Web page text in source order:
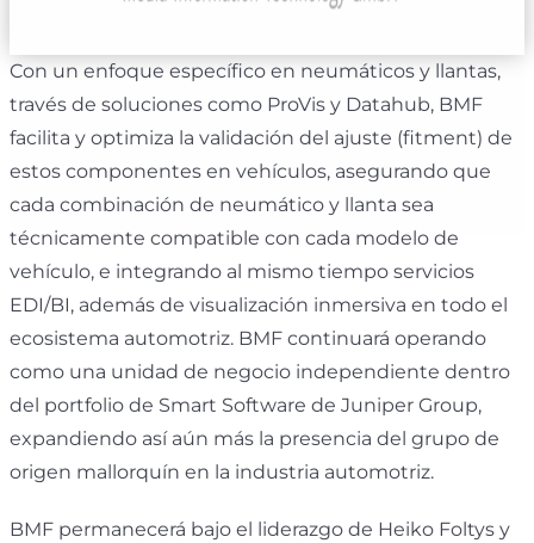
Con un enfoque específico en neumáticos y llantas,
través de soluciones como ProVis y Datahub, BMF
facilita y optimiza la validación del ajuste (fitment) de
estos componentes en vehículos, asegurando que
cada combinación de neumático y llanta sea
técnicamente compatible con cada modelo de
vehículo, e integrando al mismo tiempo servicios
EDI/BI, además de visualización inmersiva en todo el
ecosistema automotriz. BMF continuará operando
como una unidad de negocio independiente dentro
del portfolio de Smart Software de Juniper Group,
expandiendo así aún más la presencia del grupo de
origen mallorquín en la industria automotriz.
BMF permanecerá bajo el liderazgo de Heiko Foltys y